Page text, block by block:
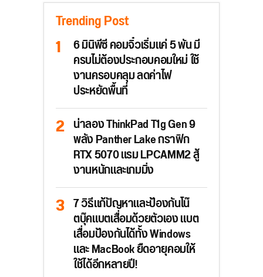
Trending Post
6 มินิพีซี คอมจิ๋วเริ่มแค่ 5 พัน มี
ครบไม่ต้องประกอบคอมใหม่ ใช้
งานครอบคลุม ลดค่าไฟ
ประหยัดพื้นที่
น่าลอง ThinkPad T1g Gen 9
พลัง Panther Lake กราฟิก
RTX 5070 แรม LPCAMM2 สู้
งานหนักและเกมมิ่ง
7 วิธีแก้ปัญหาและป้องกันโน๊
ตบุ๊คแบตเสื่อมด้วยตัวเอง แบต
เสื่อมป้องกันได้ทั้ง Windows
และ MacBook ยืดอายุคอมให้
ใช้ได้อีกหลายปี!